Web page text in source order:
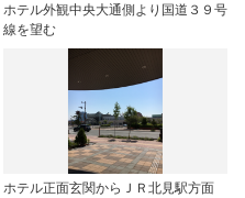
ホテル外観中央大通側より国道３９号
線を望む
ホテル正面玄関からＪＲ北見駅方面